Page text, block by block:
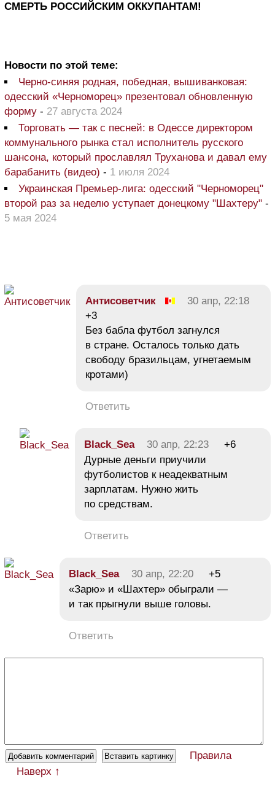
СМЕРТЬ РОССИЙСКИМ ОККУПАНТАМ!
Новости по этой теме:
Черно-синяя родная, победная, вышиванковая:
одесский «Черноморец» презентовал обновленную
форму - 27 августа 2024
Торговать — так с песней: в Одессе директором
коммунального рынка стал исполнитель русского
шансона, который прославлял Труханова и давал ему
барабанить (видео) - 1 июля 2024
Украинская Премьер-лига: одесский "Черноморец"
второй раз за неделю уступает донецкому "Шахтеру" -
5 мая 2024
Антисоветчик
30 апр, 22:18
+3
Без бабла футбол загнулся
в стране. Осталось только дать
свободу бразильцам, угнетаемым
кротами)
Ответить
Black_Sea 30 апр, 22:23
+6
Дурные деньги приучили
футболистов к неадекватным
зарплатам. Нужно жить
по средствам.
Ответить
Black_Sea 30 апр, 22:20
+5
«Зарю» и «Шахтер» обыграли —
и так прыгнули выше головы.
Ответить
Правила
Наверх ↑